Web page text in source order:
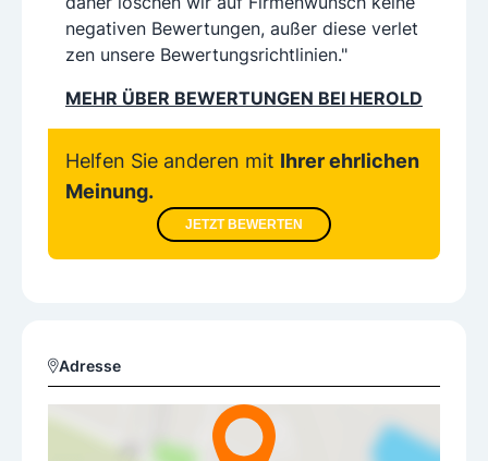
negativen Bewertungen, außer diese verlet
zen unsere Bewertungsrichtlinien."
MEHR ÜBER BEWERTUNGEN BEI HEROLD
Helfen Sie anderen mit Ihrer ehrlichen
Meinung.
JETZT BEWERTEN
Adresse